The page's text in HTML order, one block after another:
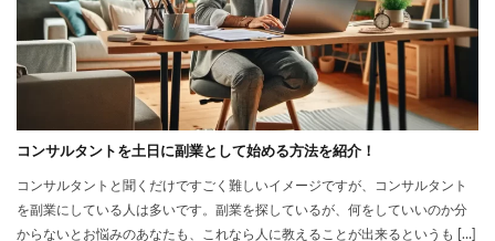
コンサルタントを土日に副業として始める方法を紹介！
コンサルタントと聞くだけですごく難しいイメージですが、コンサルタント
を副業にしている人は多いです。副業を探しているが、何をしていいのか分
からないとお悩みのあなたも、これなら人に教えることが出来るというも […]